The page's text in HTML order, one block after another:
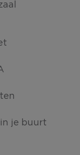
je buurt